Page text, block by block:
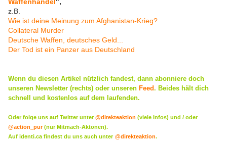
z.B.
Wie ist deine Meinung zum Afghanistan-Krieg?
Collateral Murder
Deutsche Waffen, deutsches Geld...
Der Tod ist ein Panzer aus Deutschland
Wenn du diesen Artikel nützlich fandest, dann abonniere doch
unseren Newsletter (rechts) oder unseren Feed. Beides hält dich
schnell und kostenlos auf dem laufenden.
Oder folge uns auf Twitter unter@direkteaktion (viele Infos) und / oder
@action_pur(nur Mitmach-Aktonen).
Auf identi.ca findest du uns auch unter @direkteaktion.